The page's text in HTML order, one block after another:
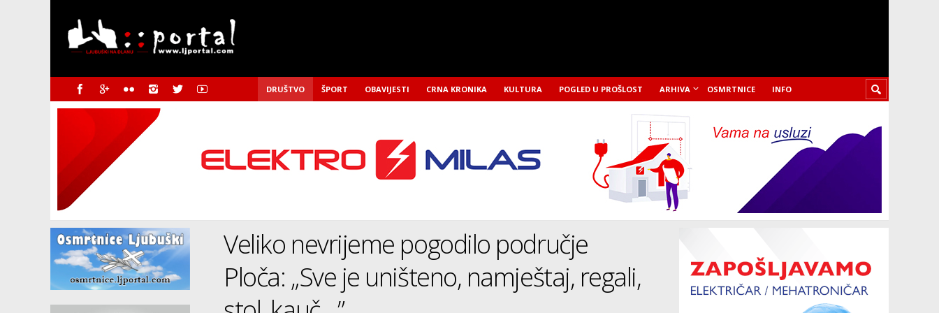
DRUŠTVO ŠPORT OBAVIJESTI CRNA KRONIKA KULTURA POGLED U PROŠLOST ARHIVA OSMRTNICE INFO
Veliko nevrijeme pogodilo područje
Ploča: „Sve je uništeno, namještaj, regali,